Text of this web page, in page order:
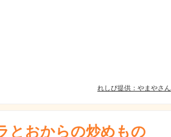
れしぴ提供：やまやさん
とおからの炒めもの